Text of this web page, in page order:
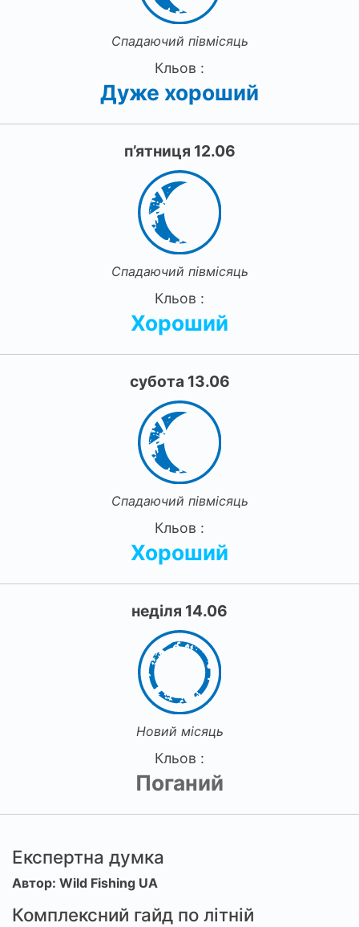
Спадаючий півмісяць
Кльов :
Дуже хороший
п’ятниця 12.06
Спадаючий півмісяць
Кльов :
Хороший
субота 13.06
Спадаючий півмісяць
Кльов :
Хороший
неділя 14.06
Новий місяць
Кльов :
Поганий
Експертна думка
Автор: Wild Fishing UA
Комплексний гайд по літній